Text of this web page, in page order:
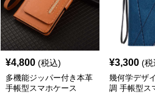
¥4,800 (税込)
多機能ジッパー付き本革
手帳型スマホケース
¥3,300 (税
幾何学デザ
調 手帳型ス